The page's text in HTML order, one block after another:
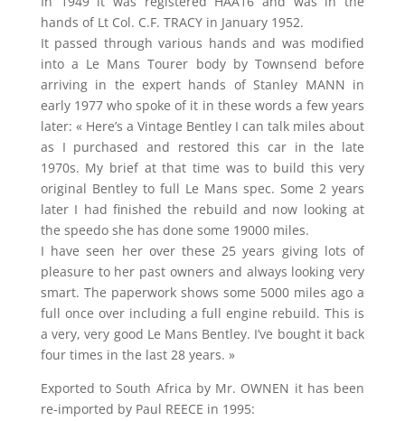
hands of Lt Col. C.F. TRACY in January 1952.
It passed through various hands and was modified
into a Le Mans Tourer body by Townsend before
arriving in the expert hands of Stanley MANN in
early 1977 who spoke of it in these words a few years
later: « Here’s a Vintage Bentley I can talk miles about
as I purchased and restored this car in the late
1970s. My brief at that time was to build this very
original Bentley to full Le Mans spec. Some 2 years
later I had finished the rebuild and now looking at
the speedo she has done some 19000 miles.
I have seen her over these 25 years giving lots of
pleasure to her past owners and always looking very
smart. The paperwork shows some 5000 miles ago a
full once over including a full engine rebuild. This is
a very, very good Le Mans Bentley. I’ve bought it back
four times in the last 28 years. »
Exported to South Africa by Mr. OWNEN it has been
re-imported by Paul REECE in 1995: